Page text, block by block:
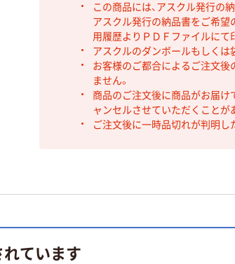
この商品には、アスクル発行の
アスクル発行の納品書をご希望
用履歴よりＰＤＦファイルにて
アスクルのダンボールもしくは
お客様のご都合によるご注文後
ません。
商品のご注文後に商品がお届け
ャンセルさせていただくことが
ご注文後に一時品切れが判明し
ています